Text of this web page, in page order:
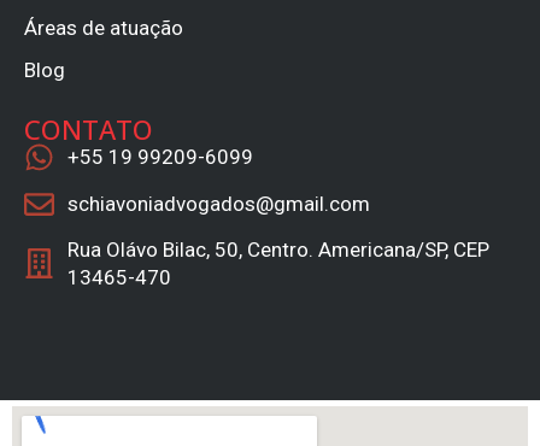
Áreas de atuação
Blog
CONTATO
+55 19 99209-6099
schiavoniadvogados@gmail.com
Rua Olávo Bilac, 50, Centro. Americana/SP, CEP
13465-470